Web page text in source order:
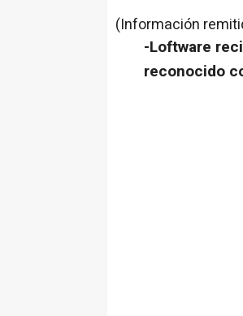
(Información
-Loftware
reconocido